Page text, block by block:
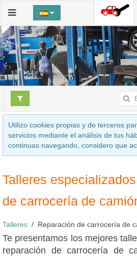
Utilizo cookies propias y de terceros
servicios mediante el análisis de tus
continuas navegando, considero que
Talleres
de carrocería de
Talleres Reparación de carrocería de
Te presentamos los mejores
reparación de carrocería de